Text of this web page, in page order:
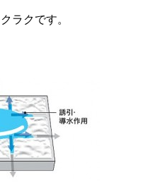
ラクです。